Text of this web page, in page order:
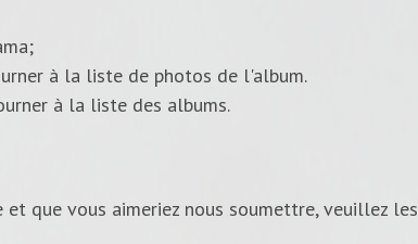
à la liste de photos de l'album.
à la liste des albums.
que vous aimeriez nous soumettre, veuillez les